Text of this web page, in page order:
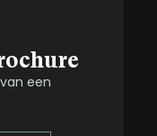
een